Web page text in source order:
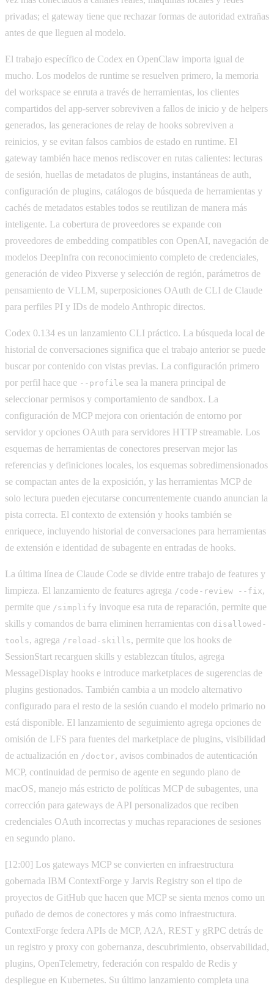
privadas; el gateway tiene que rechazar formas de autoridad extrañas
antes de que lleguen al modelo.
El trabajo específico de Codex en OpenClaw importa igual de
mucho. Los modelos de runtime se resuelven primero, la memoria
del workspace se enruta a través de herramientas, los clientes
compartidos del app-server sobreviven a fallos de inicio y de helpers
generados, las generaciones de relay de hooks sobreviven a
reinicios, y se evitan falsos cambios de estado en runtime. El
gateway también hace menos rediscover en rutas calientes: lecturas
de sesión, huellas de metadatos de plugins, instantáneas de auth,
configuración de plugins, catálogos de búsqueda de herramientas y
cachés de metadatos estables todos se reutilizan de manera más
inteligente. La cobertura de proveedores se expande con
proveedores de embedding compatibles con OpenAI, navegación de
modelos DeepInfra con reconocimiento completo de credenciales,
generación de video Pixverse y selección de región, parámetros de
pensamiento de VLLM, superposiciones OAuth de CLI de Claude
para perfiles PI y IDs de modelo Anthropic directos.
Codex 0.134 es un lanzamiento CLI práctico. La búsqueda local de
historial de conversaciones significa que el trabajo anterior se puede
buscar por contenido con vistas previas. La configuración primero
por perfil hace que --profile sea la manera principal de
seleccionar permisos y comportamiento de sandbox. La
configuración de MCP mejora con orientación de entorno por
servidor y opciones OAuth para servidores HTTP streamable. Los
esquemas de herramientas de conectores preservan mejor las
referencias y definiciones locales, los esquemas sobredimensionados
se compactan antes de la exposición, y las herramientas MCP de
solo lectura pueden ejecutarse concurrentemente cuando anuncian la
pista correcta. El contexto de extensión y hooks también se
enriquece, incluyendo historial de conversaciones para herramientas
de extensión e identidad de subagente en entradas de hooks.
La última línea de Claude Code se divide entre trabajo de features y
limpieza. El lanzamiento de features agrega /code-review --fix,
permite que /simplify invoque esa ruta de reparación, permite que
skills y comandos de barra eliminen herramientas con disallowed-
tools, agrega /reload-skills, permite que los hooks de
SessionStart recarguen skills y establezcan títulos, agrega
MessageDisplay hooks e introduce marketplaces de sugerencias de
plugins gestionados. También cambia a un modelo alternativo
configurado para el resto de la sesión cuando el modelo primario no
está disponible. El lanzamiento de seguimiento agrega opciones de
omisión de LFS para fuentes del marketplace de plugins, visibilidad
de actualización en /doctor, avisos combinados de autenticación
MCP, continuidad de permiso de agente en segundo plano de
macOS, manejo más estricto de políticas MCP de subagentes, una
corrección para gateways de API personalizados que reciben
credenciales OAuth incorrectas y muchas reparaciones de sesiones
en segundo plano.
[12:00] Los gateways MCP se convierten en infraestructura
gobernada IBM ContextForge y Jarvis Registry son el tipo de
proyectos de GitHub que hacen que MCP se sienta menos como un
puñado de demos de conectores y más como infraestructura.
ContextForge federa APIs de MCP, A2A, REST y gRPC detrás de
un registro y proxy con gobernanza, descubrimiento, observabilidad,
plugins, OpenTelemetry, federación con respaldo de Redis y
despliegue en Kubernetes. Su último lanzamiento completa una